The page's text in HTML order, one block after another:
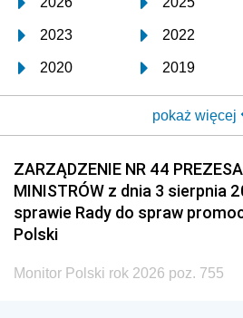
2023 2022
2020 2019
2017 2016
2014 2013
2011 2010
2008 2007
2005
pokaż więcej
ZARZĄDZENIE NR 44
MINISTRÓW z dnia 3 sierpnia
sprawie Rady do spraw
Polski
Monitor Polski rok 2026 poz. 755